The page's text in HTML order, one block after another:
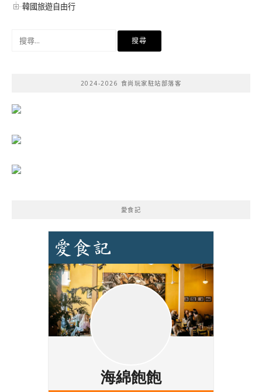
韓國旅遊自由行
2024-2026 食尚玩家駐站部落客
愛食記